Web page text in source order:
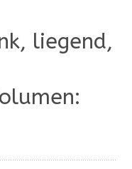
liegend,